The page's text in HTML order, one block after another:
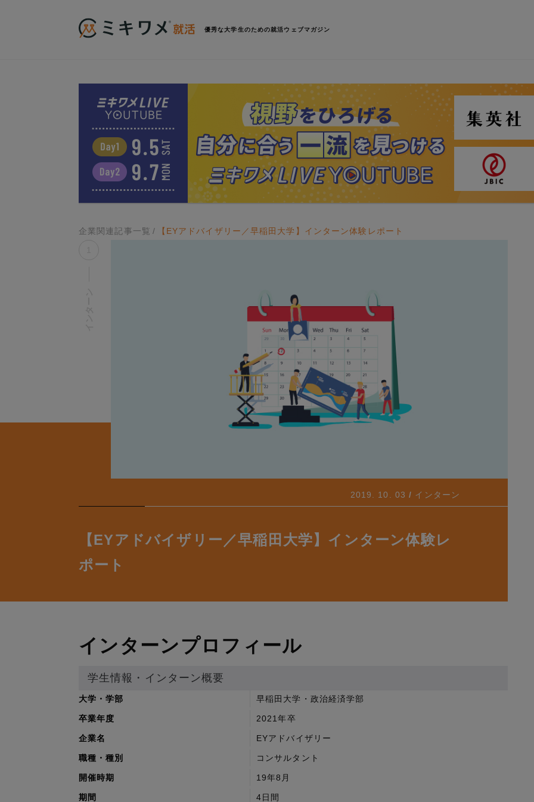
優秀な大学生のための就活ウェブマガジン
企業関連記事一覧 【EYアドバイザリー／早稲田大学】インターン体験レポート
2019. 10. 03 インターン
【EYアドバイザリー／早稲田大学】インターン体験レ
ポート
インターンプロフィール
学生情報・インターン概要
大学・学部 早稲田大学・政治経済学部
卒業年度 2021年卒
企業名 EYアドバイザリー
職種・種別 コンサルタント
開催時期 19年8月
期間 4日間